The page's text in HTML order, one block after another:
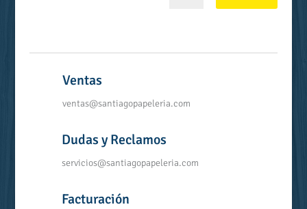
Ventas
ventas@santiagopapeleria.com
Dudas y Reclamos
servicios@santiagopapeleria.com
Facturación